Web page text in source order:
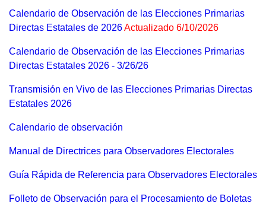
Calendario de Observación de las Elecciones Primarias
Directas Estatales de 2026Actualizado 6/10/2026
Calendario de Observación de las Elecciones Primarias
Directas Estatales 2026 - 3/26/26
Transmisión en Vivo de las Elecciones Primarias Directas
Estatales 2026
Calendario de observación
Manual de Directrices para Observadores Electorales
Guía Rápida de Referencia para Observadores Electorales
Folleto de Observación para el Procesamiento de Boletas